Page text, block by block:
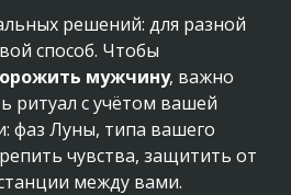
решений: для разной
способ. Чтобы
мужчину, важно
ритуал с учётом вашей
фаз Луны, типа вашего
чувства, защитить от
между вами.